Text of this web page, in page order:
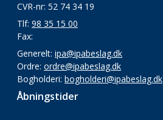
CVR-nr: 52 74 34 19
Tlf: 98 35 15 00
Fax:
Generelt: ipa@ipabeslag.dk
Ordre: ordre@ipabeslag.dk
Bogholderi: bogholderi@ipabeslag.dk
Åbningstider